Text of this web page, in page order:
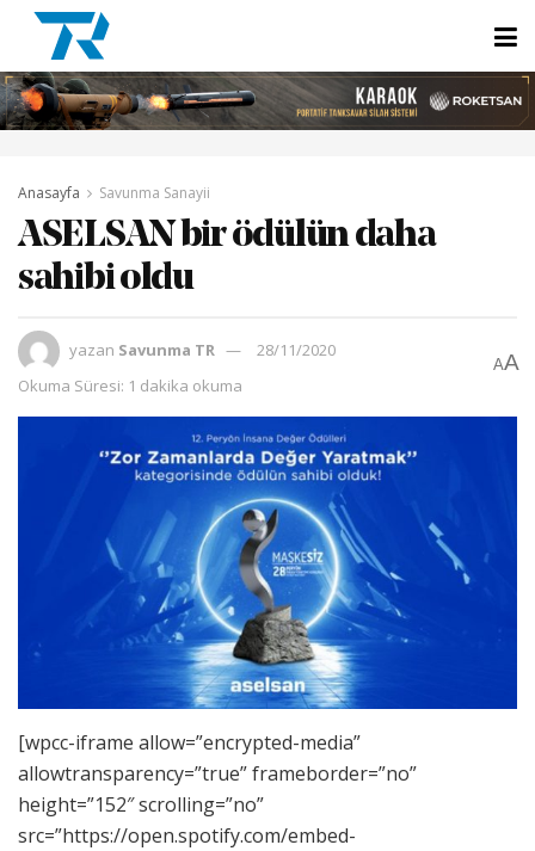
Anasayfa Savunma Sanayii
ASELSAN bir ödülün daha
sahibi oldu
yazan Savunma TR
28/11/2020
Okuma Süresi: 1 dakika okuma
AA
[wpcc-iframe allow=”encrypted-media”
allowtransparency=”true” frameborder=”no”
height=”152″ scrolling=”no”
src=”https://open.spotify.com/embed-